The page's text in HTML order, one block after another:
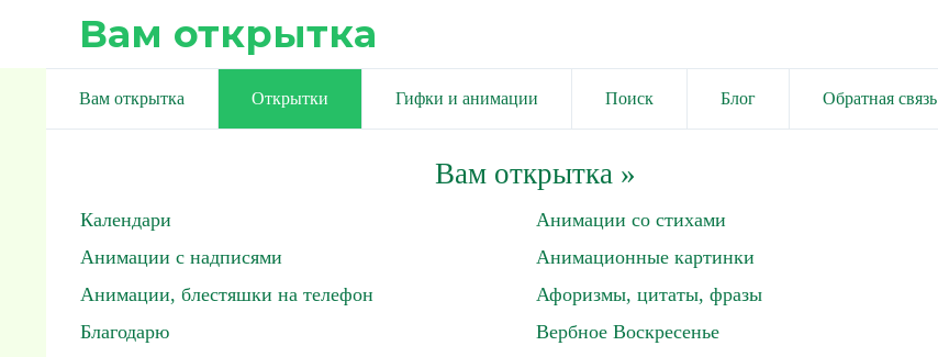
Вам открытка
Вам открытка Открытки Гифки и анимации Поиск Блог Обратная связь
Вам открытка»
Календари
Анимации со стихами
Анимации с надписями
Анимационные картинки
Анимации, блестяшки на телефон
Афоризмы, цитаты, фразы
Благодарю
Вербное Воскресенье